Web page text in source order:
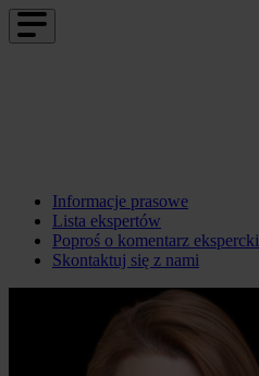
Informacje prasowe
Lista ekspertów
Poproś o komentarz ekspercki
Skontaktuj się z nami